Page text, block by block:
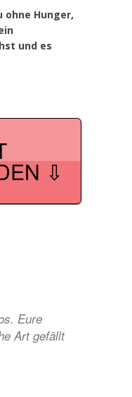
ohne Hunger,
und es
⇩
Eure
Art gefällt